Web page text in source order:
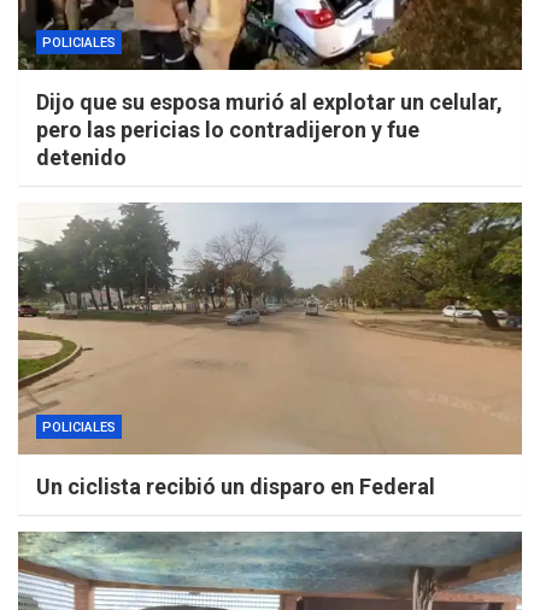
POLICIALES
Dijo que su esposa murió al explotar un celular,
pero las pericias lo contradijeron y fue
detenido
POLICIALES
Un ciclista recibió un disparo en Federal